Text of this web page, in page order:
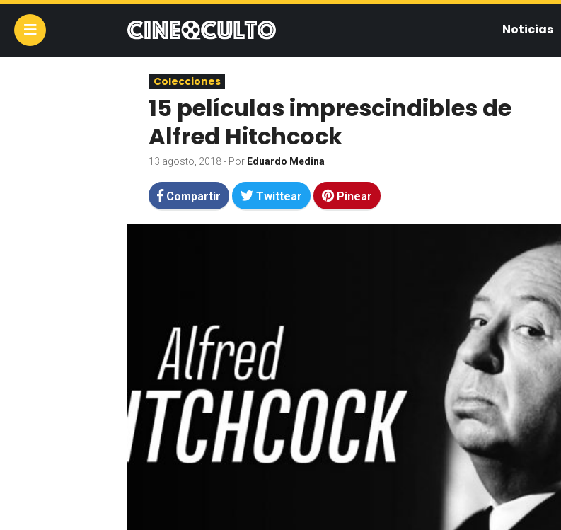
Noticias
Colecciones
15 películas imprescindibles de
Alfred Hitchcock
13 agosto, 2018- Por Eduardo Medina
Compartir Twittear Pinear